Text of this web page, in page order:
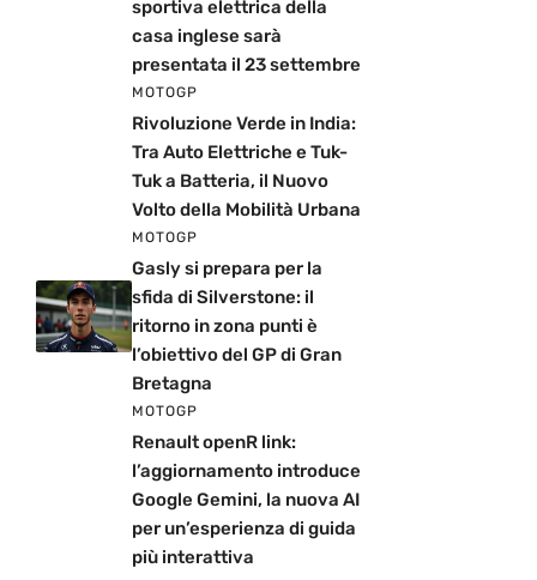
sportiva elettrica della
casa inglese sarà
presentata il 23 settembre
MOTOGP
Rivoluzione Verde in India:
Tra Auto Elettriche e Tuk-
Tuk a Batteria, il Nuovo
Volto della Mobilità Urbana
MOTOGP
Gasly si prepara per la
sfida di Silverstone: il
ritorno in zona punti è
l’obiettivo del GP di Gran
Bretagna
MOTOGP
Renault openR link:
l’aggiornamento introduce
Google Gemini, la nuova AI
per un’esperienza di guida
più interattiva